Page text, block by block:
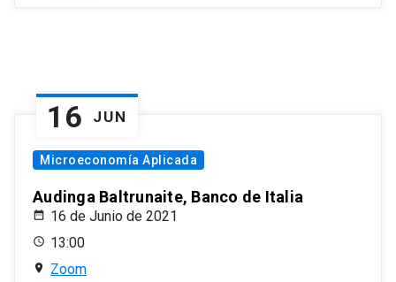
16 JUN
Microeconomía Aplicada
Audinga Baltrunaite, Banco de Italia
16 de Junio de 2021
13:00
Zoom